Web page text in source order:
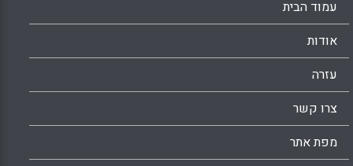
עמוד הבית
אודות
עזרה
צרו קשר
מפת אתר